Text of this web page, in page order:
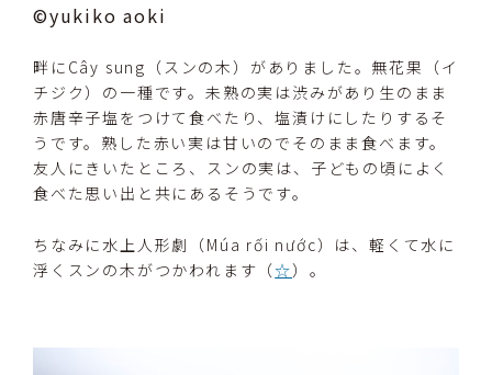
©yukiko aoki
畔にCây sung（スンの木）がありました。無花果（イ
チジク）の一種です。未熟の実は渋みがあり生のまま
赤唐辛子塩をつけて食べたり、塩漬けにしたりするそ
うです。熟した赤い実は甘いのでそのまま食べます。
友人にきいたところ、スンの実は、子どもの頃によく
食べた思い出と共にあるそうです。
ちなみに水上人形劇（Múa rối nước）は、軽くて水に
浮くスンの木がつかわれます（☆）。